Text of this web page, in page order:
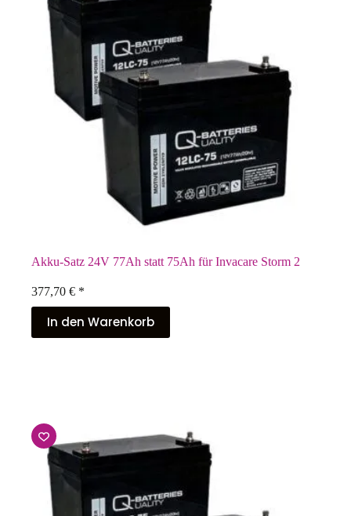
Akku-Satz 24V 77Ah statt 75Ah für Invacare Storm 2
377,70 € *
In den Warenkorb